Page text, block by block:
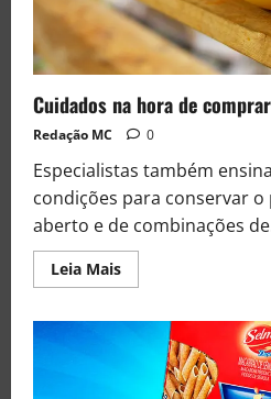
Cuidados na hora de
Redação MC 0
Especialistas também
condições para conservar
aberto e de combinações
Leia Mais